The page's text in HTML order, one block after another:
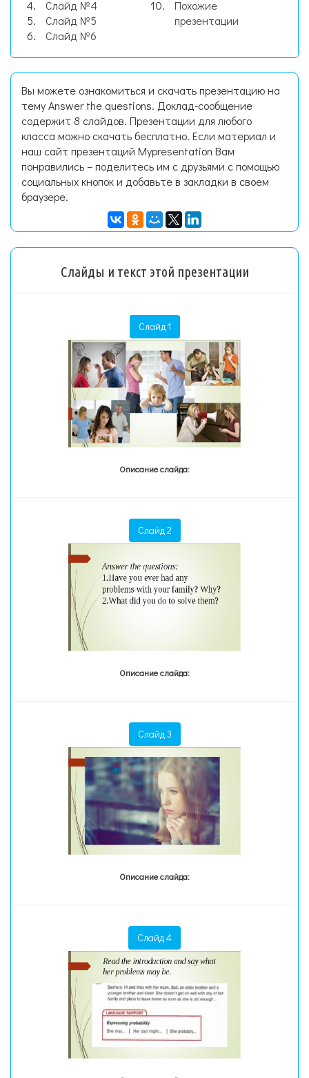
Слайд №4
Слайд №5
Слайд №6
Похожие
презентации
Вы можете ознакомиться и скачать презентацию на
тему Answer the questions. Доклад-сообщение
содержит 8 слайдов. Презентации для любого
класса можно скачать бесплатно. Если материал и
наш сайт презентаций Mypresentation Вам
понравились – поделитесь им с друзьями с помощью
социальных кнопок и добавьте в закладки в своем
браузере.
Слайды и текст этой презентации
Слайд 1
Описание слайда:
Слайд 2
Описание слайда:
Слайд 3
Описание слайда:
Слайд 4